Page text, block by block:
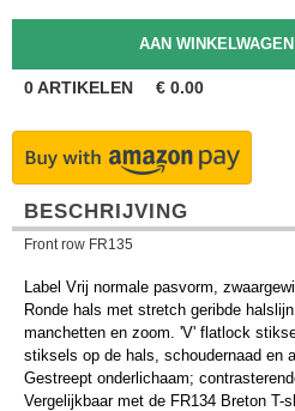
0ARTIKELEN € 0.00
BESCHRIJVING
Front row FR135
Label Vrij normale pasvorm,
Ronde hals met stretch geribde
manchetten en zoom. 'V' flatlock
stiksels op de hals, schoudernaad en
Gestreept onderlichaam;
Vergelijkbaar met de FR134 Breton T-